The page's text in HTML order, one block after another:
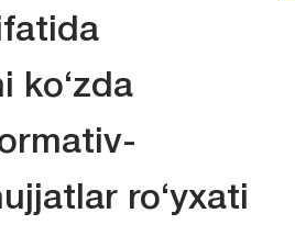
ko‘zda
ro‘yxati